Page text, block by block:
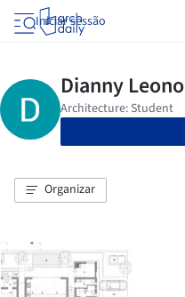
Iniciar sessão
Organizar